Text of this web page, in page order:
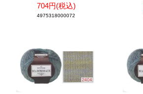
704円(税込)
4975318000072